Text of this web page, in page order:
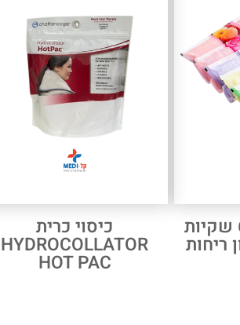
חומר פראפין 6 שקיות כיסוי כרית
HYDROCOLLATOR
HOT PAC